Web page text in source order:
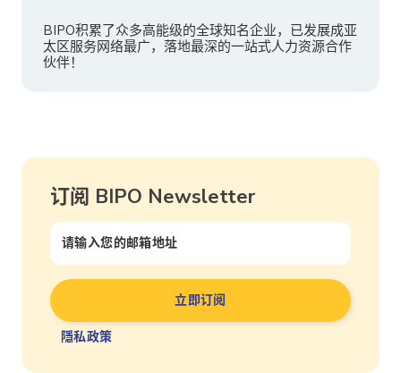
BIPO积累了众多高能级的全球知名企业，已发展成亚
太区服务网络最广，落地最深的一站式人力资源合作
伙伴！
订阅 BIPO Newsletter
隱私政策